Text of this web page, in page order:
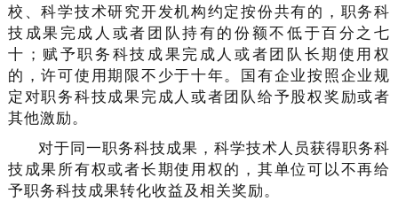
校、科学技术研究开发机构约定按份共有的，职务科
技成果完成人或者团队持有的份额不低于百分之七
十；赋予职务科技成果完成人或者团队长期使用权
的，许可使用期限不少于十年。国有企业按照企业规
定对职务科技成果完成人或者团队给予股权奖励或者
其他激励。
对于同一职务科技成果，科学技术人员获得职务科
技成果所有权或者长期使用权的，其单位可以不再给
予职务科技成果转化收益及相关奖励。